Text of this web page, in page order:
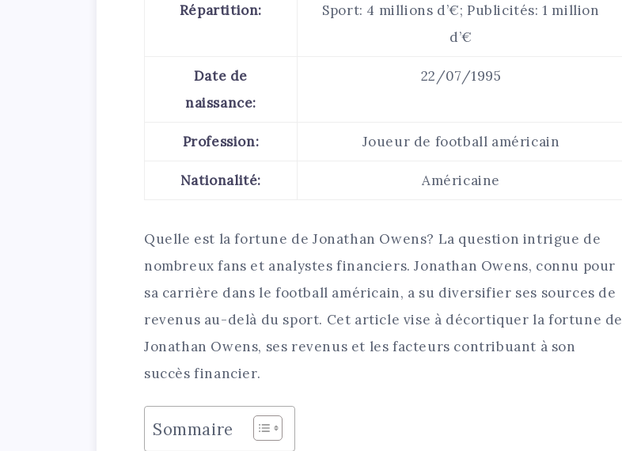
Répartition:
Sport: 4 millions d’€; Publicités: 1 million
d’€
Date de
naissance:
22/07/1995
Profession: Joueur de football américain
Nationalité: Américaine
Quelle est la fortune de Jonathan Owens? La question intrigue de
nombreux fans et analystes financiers. Jonathan Owens, connu pour
sa carrière dans le football américain, a su diversifier ses sources de
revenus au-delà du sport. Cet article vise à décortiquer la fortune de
Jonathan Owens, ses revenus et les facteurs contribuant à son
succès financier.
Sommaire